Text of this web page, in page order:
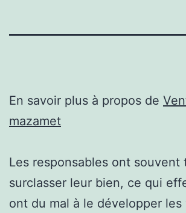
En savoir plus à propos de
mazamet
Les responsables ont souvent
surclasser leur bien, ce qui
ont du mal à le développer les